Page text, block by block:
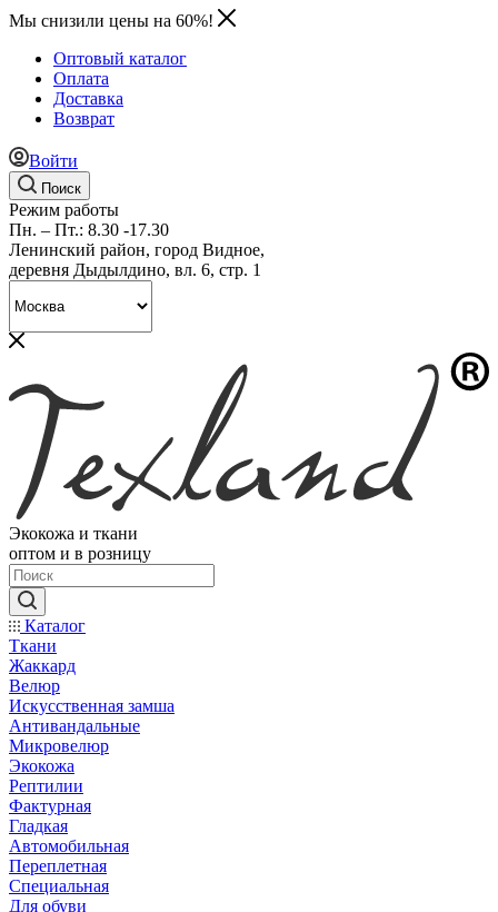
Мы снизили цены на 60%!
Оптовый каталог
Оплата
Доставка
Возврат
Войти
Поиск
Режим работы
Пн. – Пт.: 8.30 -17.30
Ленинский район, город Видное,
деревня Дыдылдино, вл. 6, стр. 1
Экокожа и ткани
оптом и в розницу
Каталог
Ткани
Жаккард
Велюр
Искусственная замша
Антивандальные
Микровелюр
Экокожа
Рептилии
Фактурная
Гладкая
Автомобильная
Переплетная
Специальная
Для обуви